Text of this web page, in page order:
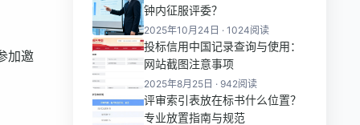
加邀
钟内征服评委？
2025年10月24日 · 1024阅读
投标信用中国记录查询与使用：
网站截图注意事项
2025年8月25日 · 942阅读
评审索引表放在标书什么位置？
专业放置指南与规范